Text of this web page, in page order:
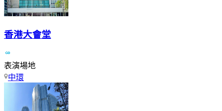
香港大會堂
表演場地
中環